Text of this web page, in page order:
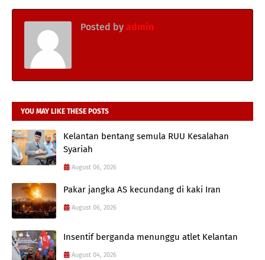
Posted by admin
YOU MAY LIKE THESE POSTS
Kelantan bentang semula RUU Kesalahan
Syariah
August 06, 2026
Pakar jangka AS kecundang di kaki Iran
August 06, 2026
Insentif berganda menunggu atlet Kelantan
August 04, 2026